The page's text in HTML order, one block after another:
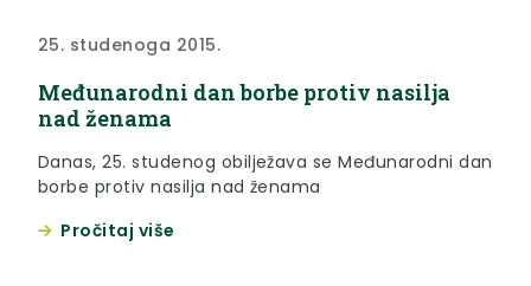
25. studenoga 2015.
Međunarodni dan borbe protiv nasilja
nad ženama
Danas, 25. studenog obilježava se Međunarodni dan
borbe protiv nasilja nad ženama
Pročitaj više